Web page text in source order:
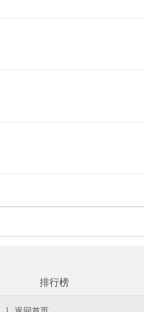
排行榜